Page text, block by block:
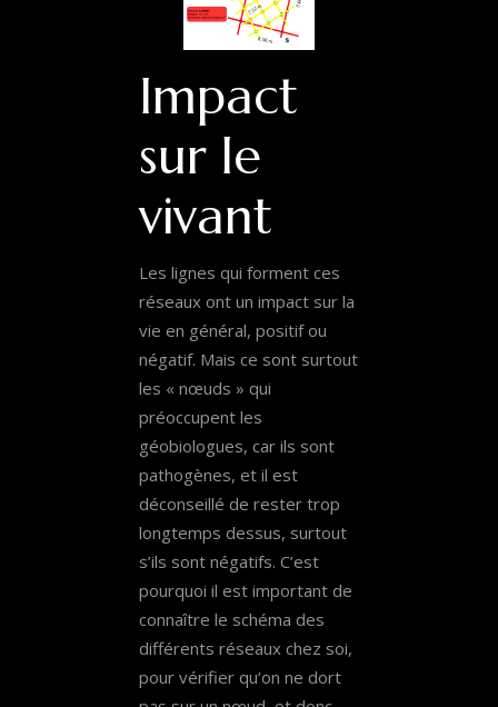
Impact
sur le
vivant
Les lignes qui forment ces
réseaux ont un impact sur la
vie en général, positif ou
négatif. Mais ce sont surtout
les « nœuds » qui
préoccupent les
géobiologues, car ils sont
pathogènes, et il est
déconseillé de rester trop
longtemps dessus, surtout
s’ils sont négatifs. C’est
pourquoi il est important de
connaître le schéma des
différents réseaux chez soi,
pour vérifier qu’on ne dort